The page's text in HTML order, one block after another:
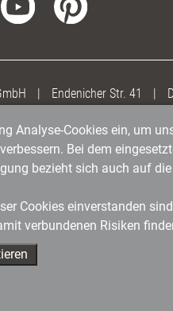
| Endenicher Str. 41 |
Analyse-Cookies ein, um
Bei dem
bezieht sich auch auf
Cookies einverstanden
verbundenen Risiken